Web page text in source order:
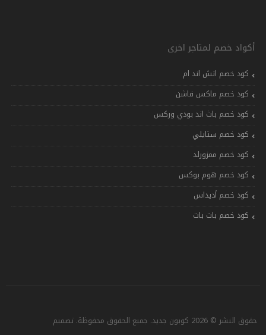
أكواد خصم لمتاجر اخرى
كود خصم اتش اند ام
كود خصم ماكس فاشن
كود خصم باث اند بودي وركس
كود خصم ستايلي
كود خصم ممزورلد
كود خصم هوم بوكس
كود خصم أديداس
كود خصم بات بات
حقوق النشر © 2026 كوبون جديد. جميع الحقوق محفوظة. تصميم